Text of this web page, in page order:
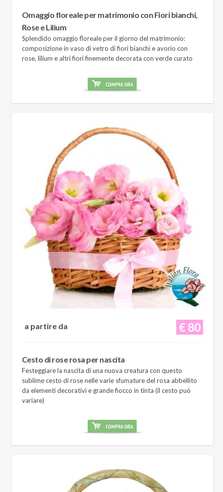
Omaggio floreale per matrimonio con Fiori bianchi,
Rose e Lilium
Splendido omaggio floreale per il giorno del matrimonio:
composizione in vaso di vetro di fiori bianchi e avorio con
rose, lilium e altri fiori finemente decorata con verde curato
€ 80
a partire da
Cesto di rose rosa per nascita
Festeggiare la nascita di una nuova creatura con questo
sublime cesto di rose nelle varie sfumature del rosa abbellito
da elementi decorativi e grande fiocco in tinta (il cesto può
variare)